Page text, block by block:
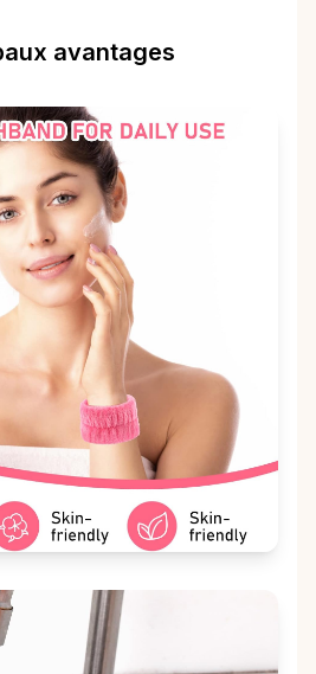
avantages